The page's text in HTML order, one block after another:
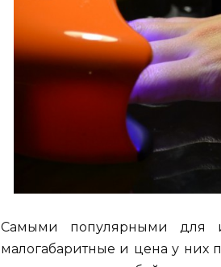
Самыми популярными для
малогабаритные и цена у них